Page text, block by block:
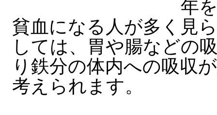
年を
貧血になる人が多く見
しては、胃や腸などの
り鉄分の体内への吸収
考えられます。